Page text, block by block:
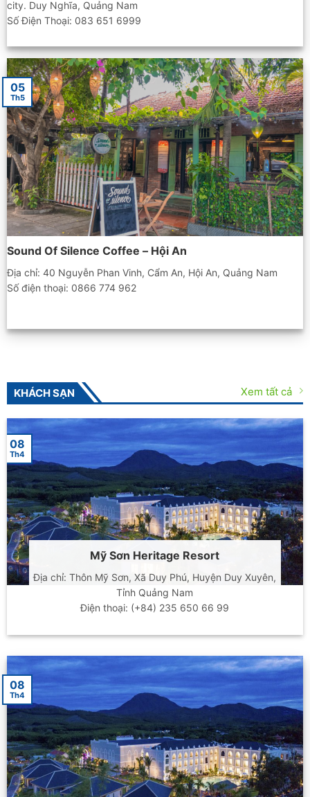
city. Duy Nghĩa, Quảng Nam
Số Điện Thoại: 083 651 6999
Sound Of Silence Coffee – Hội An
Địa chỉ: 40 Nguyễn Phan Vinh, Cẩm An, Hội An, Quảng Nam
Số điện thoại: 0866 774 962
05
Th5
KHÁCH SẠN Xem tất cả
Mỹ Sơn Heritage Resort
Địa chỉ: Thôn Mỹ Sơn, Xã Duy Phú, Huyện Duy Xuyên,
Tỉnh Quảng Nam
Điện thoại: (+84) 235 650 66 99
08
Th4
08
Th4